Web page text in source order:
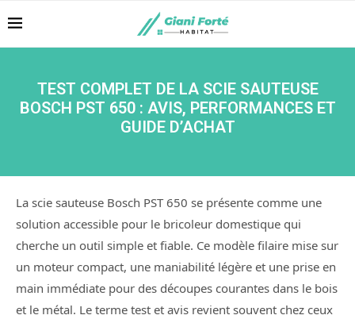
TEST COMPLET DE LA SCIE SAUTEUSE
BOSCH PST 650 : AVIS, PERFORMANCES ET
GUIDE D’ACHAT
La scie sauteuse Bosch PST 650 se présente comme une
solution accessible pour le bricoleur domestique qui
cherche un outil simple et fiable. Ce modèle filaire mise sur
un moteur compact, une maniabilité légère et une prise en
main immédiate pour des découpes courantes dans le bois
et le métal. Le terme test et avis revient souvent chez ceux